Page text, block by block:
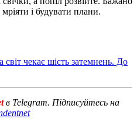
і будувати плани.
світ чекає шість затемнень. До
в Telegram. Підписуйтесь на